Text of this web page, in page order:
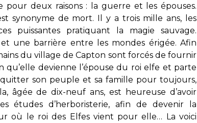
pour deux raisons : la guerre et les épouses.
synonyme de mort. Il y a trois mille ans, les
puissantes pratiquant la magie sauvage.
une barrière entre les mondes érigée. Afin
du village de Capton sont forcés de fournir
devienne l’épouse du roi elfe et parte
son peuple et sa famille pour toujours,
âgée de dix-neuf ans, est heureuse d’avoir
études d’herboristerie, afin de devenir la
où le roi des Elfes vient pour elle… La voici